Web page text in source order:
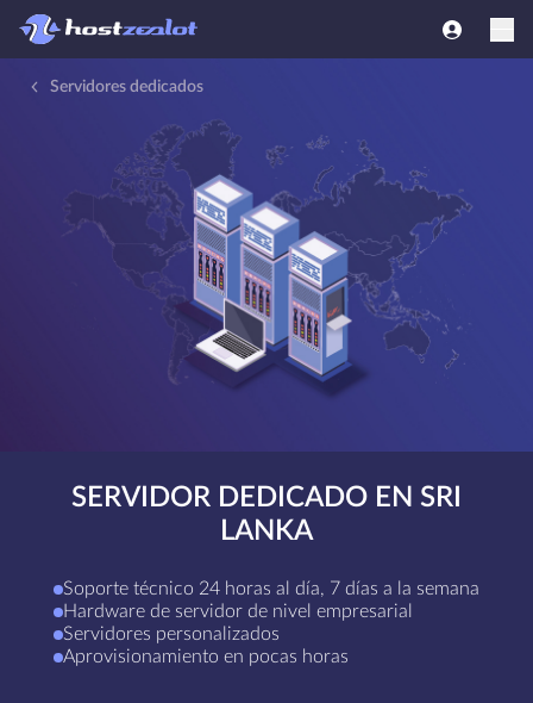
Servidores dedicados
SERVIDOR DEDICADO EN SRI
LANKA
Soporte técnico 24 horas al día, 7 días a la semana
Hardware de servidor de nivel empresarial
Servidores personalizados
Aprovisionamiento en pocas horas